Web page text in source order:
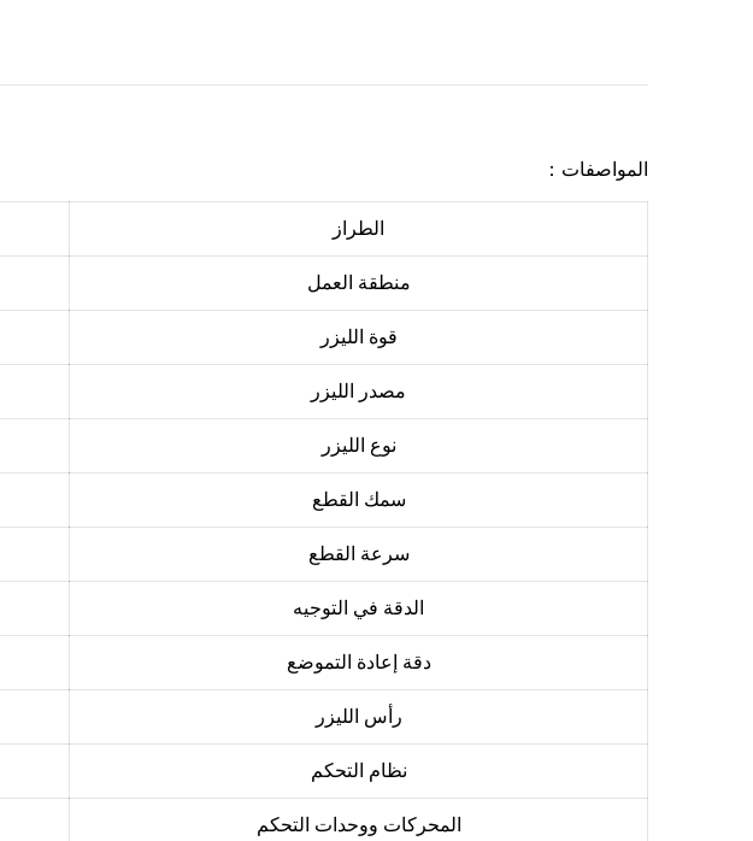
المواصفات：
الطراز
منطقة العمل
قوة الليزر
مصدر الليزر
نوع الليزر
سمك القطع
سرعة القطع
الدقة في التوجيه
دقة إعادة التموضع
رأس الليزر
نظام التحكم
المحركات ووحدات التحكم